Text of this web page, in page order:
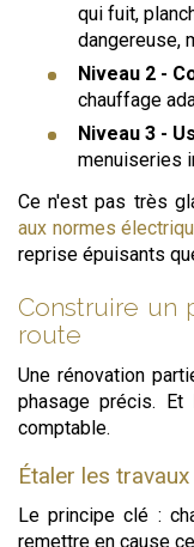
qui fuit,
dangereuse,
Niveau 2 -
chauffage
Niveau 3 -
menuiseries
Ce n'est pas très
aux normes
reprise épuisants
Construire un
route
Une rénovation
phasage précis.
comptable.
Étaler les
Le principe clé :
remettre en cause